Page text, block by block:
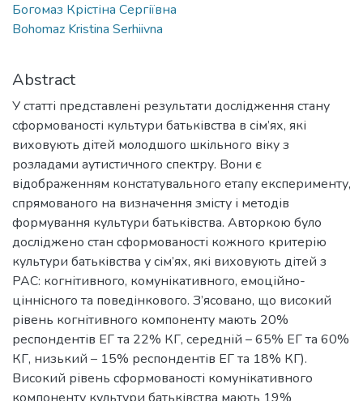
Богомаз Крістіна Сергіївна
Bohomaz Kristina Serhiivna
Abstract
У статті представлені результати дослідження стану
сформованості культури батьківства в сім’ях, які
виховують дітей молодшого шкільного віку з
розладами аутистичного спектру. Вони є
відображенням констатувального етапу експерименту,
спрямованого на визначення змісту і методів
формування культури батьківства. Авторкою було
досліджено стан сформованості кожного критерію
культури батьківства у сім’ях, які виховують дітей з
РАС: когнітивного, комунікативного, емоційно-
ціннісного та поведінкового. З’ясовано, що високий
рівень когнітивного компоненту мають 20%
респондентів ЕГ та 22% КГ, середній – 65% ЕГ та 60%
КГ, низький – 15% респондентів ЕГ та 18% КГ).
Високий рівень сформованості комунікативного